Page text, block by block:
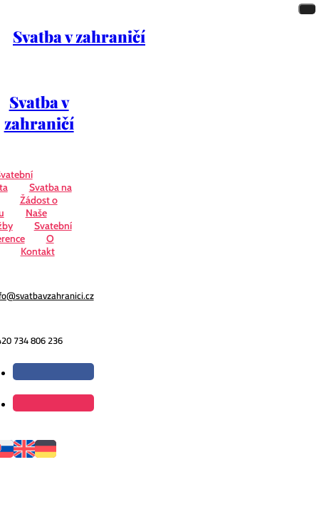
Svatba v zahraničí
Svatba v
zahraničí
Svatba na
Žádost o
Naše
Svatební
O
Kontakt
734 806 236